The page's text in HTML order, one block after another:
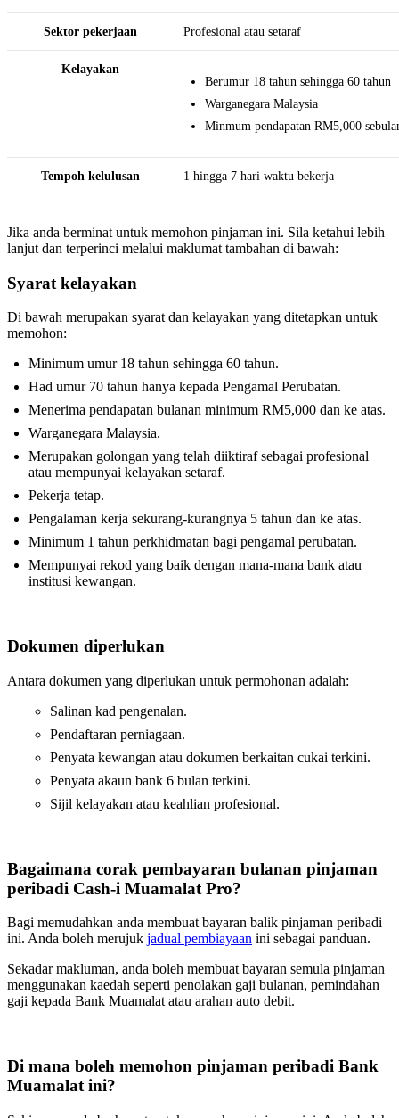
Sektor pekerjaan Profesional atau setaraf
Kelayakan
Berumur 18 tahun sehingga 60 tahun
Warganegara Malaysia
Minmum pendapatan RM5,000
Tempoh kelulusan 1 hingga 7 hari waktu bekerja
Jika anda berminat untuk memohon pinjaman ini. Sila ketahui lebih
lanjut dan terperinci melalui maklumat tambahan di bawah:
Syarat kelayakan
Di bawah merupakan syarat dan kelayakan yang ditetapkan untuk
memohon:
Minimum umur 18 tahun sehingga 60 tahun.
Had umur 70 tahun hanya kepada Pengamal Perubatan.
Menerima pendapatan bulanan minimum RM5,000 dan ke atas.
Warganegara Malaysia.
Merupakan golongan yang telah diiktiraf sebagai profesional
atau mempunyai kelayakan setaraf.
Pekerja tetap.
Pengalaman kerja sekurang-kurangnya 5 tahun dan ke atas.
Minimum 1 tahun perkhidmatan bagi pengamal perubatan.
Mempunyai rekod yang baik dengan mana-mana bank atau
institusi kewangan.
Dokumen diperlukan
Antara dokumen yang diperlukan untuk permohonan adalah:
Salinan kad pengenalan.
Pendaftaran perniagaan.
Penyata kewangan atau dokumen berkaitan cukai terkini.
Penyata akaun bank 6 bulan terkini.
Sijil kelayakan atau keahlian profesional.
Bagaimana corak pembayaran bulanan pinjaman
peribadi Cash-i Muamalat Pro?
Bagi memudahkan anda membuat bayaran balik pinjaman peribadi
ini. Anda boleh merujuk jadual pembiayaan ini sebagai panduan.
Sekadar makluman, anda boleh membuat bayaran semula pinjaman
menggunakan kaedah seperti penolakan gaji bulanan, pemindahan
gaji kepada Bank Muamalat atau arahan auto debit.
Di mana boleh memohon pinjaman peribadi Bank
Muamalat ini?